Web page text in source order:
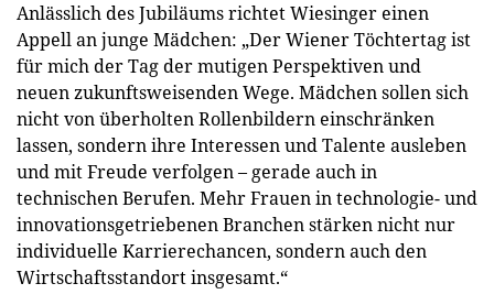
Anlässlich des Jubiläums richtet Wiesinger einen
Appell an junge Mädchen: „Der Wiener Töchtertag ist
für mich der Tag der mutigen Perspektiven und
neuen zukunftsweisenden Wege. Mädchen sollen sich
nicht von überholten Rollenbildern einschränken
lassen, sondern ihre Interessen und Talente ausleben
und mit Freude verfolgen – gerade auch in
technischen Berufen. Mehr Frauen in technologie- und
innovationsgetriebenen Branchen stärken nicht nur
individuelle Karrierechancen, sondern auch den
Wirtschaftsstandort insgesamt.“